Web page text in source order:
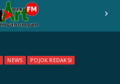
chevron_right
NEWS
POJOK REDAKSI